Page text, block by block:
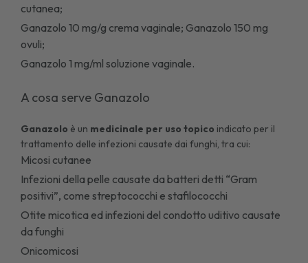
cutanea;
Ganazolo 10 mg/g crema vaginale; Ganazolo 150 mg
ovuli;
Ganazolo 1 mg/ml soluzione vaginale.
A cosa serve Ganazolo
Ganazolo è un medicinale per uso topico indicato per il
trattamento delle infezioni causate dai funghi, tra cui:
Micosi cutanee
Infezioni della pelle causate da batteri detti “Gram
positivi”, come streptococchi e stafilococchi
Otite micotica ed infezioni del condotto uditivo causate
da funghi
Onicomicosi